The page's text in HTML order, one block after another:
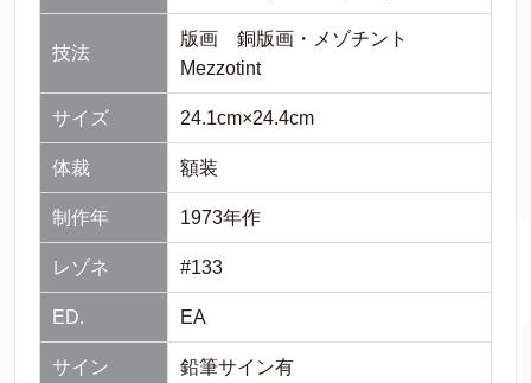
技法
版画 銅版画・メゾチント
Mezzotint
サイズ 24.1cm×24.4cm
体裁 額装
制作年 1973年作
レゾネ #133
ED. EA
サイン 鉛筆サイン有